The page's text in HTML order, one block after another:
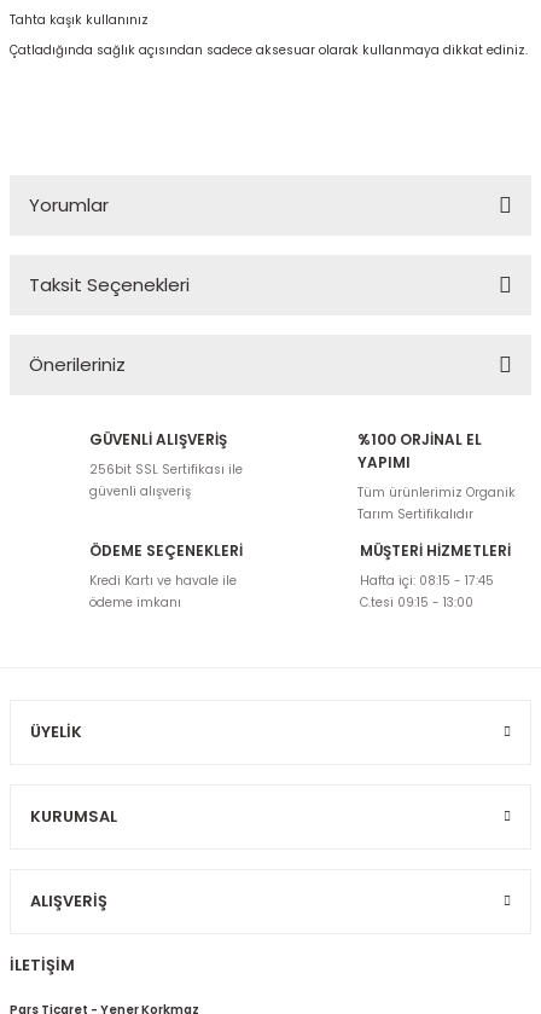
Tahta kaşık kullanınız
Çatladığında sağlık açısından sadece aksesuar olarak kullanmaya dikkat ediniz.
Yorumlar
Taksit Seçenekleri
Önerileriniz
Bu ürünün fiyat bilgisi, resim, ürün açıklamalarında ve diğer
konularda yetersiz gördüğünüz noktaları öneri formunu kullanarak
tarafımıza iletebilirsiniz.
Görüş ve önerileriniz için teşekkür ederiz.
Ürün resmi kalitesiz, bozuk veya görüntülenemiyor.
Ürün açıklamasında eksik bilgiler bulunuyor.
GÜVENLİ ALIŞVERİŞ
256bit SSL Sertifikası ile
güvenli alışveriş
%100 ORJİNAL EL
YAPIMI
Tüm ürünlerimiz Organik
Tarım Sertifikalıdır
ÖDEME SEÇENEKLERİ
Kredi Kartı ve havale ile
ödeme imkanı
MÜŞTERİ HİZMETLERİ
Hafta içi: 08:15 - 17:45
C.tesi 09:15 - 13:00
ÜYELIK
KURUMSAL
ALIŞVERIŞ
İLETİŞİM
Pars Ticaret - Yener Korkmaz